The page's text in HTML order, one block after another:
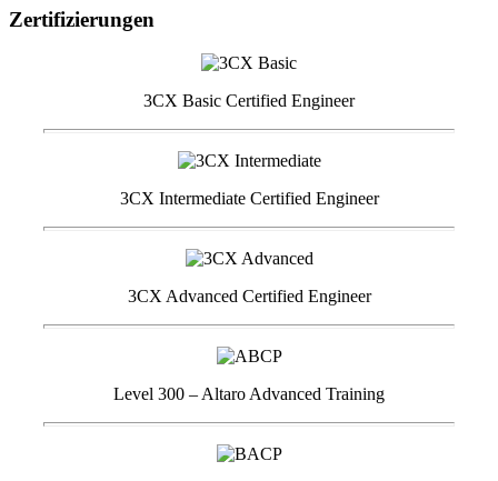
Zertifizierungen
3CX Basic Certified Engineer
3CX Intermediate Certified Engineer
3CX Advanced Certified Engineer
Level 300 – Altaro Advanced Training